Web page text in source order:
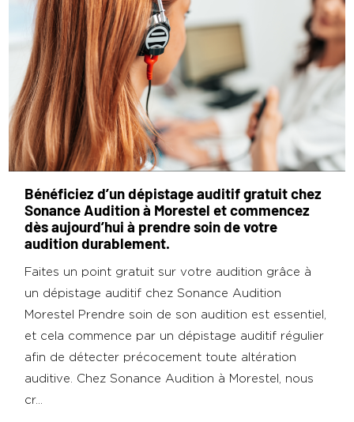
Bénéficiez d’un dépistage auditif gratuit chez
Sonance Audition à Morestel et commencez
dès aujourd’hui à prendre soin de votre
audition durablement.
Faites un point gratuit sur votre audition grâce à
un dépistage auditif chez Sonance Audition
Morestel Prendre soin de son audition est essentiel,
et cela commence par un dépistage auditif régulier
afin de détecter précocement toute altération
auditive. Chez Sonance Audition à Morestel, nous
cr...